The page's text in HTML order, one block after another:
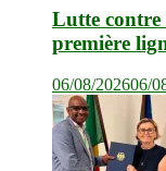
Lutte contre
première
06/08/202606/